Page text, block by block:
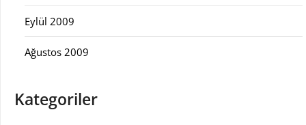
Eylül 2009
Ağustos 2009
Kategoriler